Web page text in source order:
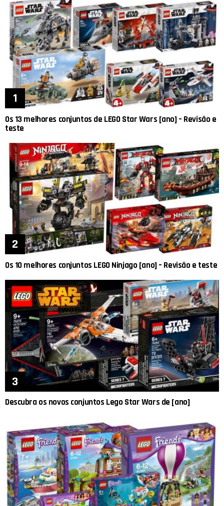
Os 13 melhores conjuntos de LEGO Star Wars [ano] – Revisão e
teste
Os 10 melhores conjuntos LEGO Ninjago [ano] – Revisão e teste
Descubra os novos conjuntos Lego Star Wars de [ano]